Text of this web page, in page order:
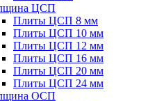
ЦСП
Плиты ЦСП 8 мм
Плиты ЦСП 10 мм
Плиты ЦСП 12 мм
Плиты ЦСП 16 мм
Плиты ЦСП 20 мм
Плиты ЦСП 24 мм
ОСП